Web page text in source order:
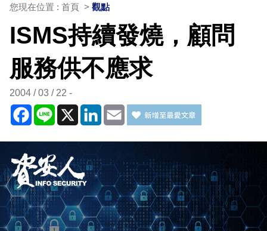
您現在位置 : 首頁 > 觀點
ISMS持續發燒，顧問
服務供不應求
2004 / 03 / 22
Facebook
Line X LinkedIn
Email